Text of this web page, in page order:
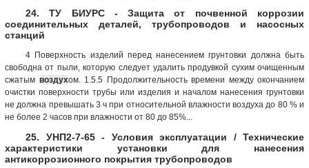
24. ТУ БИУРС - Защита от почвенной коррозии
соединительных деталей, трубопроводов и насосных
станций
4 Поверхность изделий перед нанесением грунтовки должна быть
свободна от пыли, которую следует удалить продувкой сухим очищенным
сжатым воздухом. 1.5.5 Продолжительность времени между окончанием
очистки поверхности трубы или изделия и началом нанесения грунтовки
не должна превышать 3 ч при относительной влажности воздуха до 80 % и
не более 2 часов при влажности от 80 до 85%...
25. УНП2-7-65 - Условия эксплуатации / Технические
характеристики установки для нанесения
антикоррозионного покрытия трубопроводов